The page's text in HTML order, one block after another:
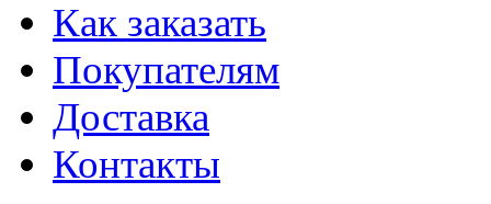
Как заказать
Покупателям
Доставка
Контакты